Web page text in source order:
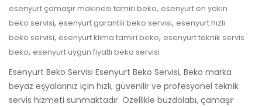
esenyurt çamaşır makinesi tamiri beko, esenyurt en yakın
beko servisi, esenyurt garantili beko servisi, esenyurt hızlı
beko servisi, esenyurt klima tamiri beko, esenyurt teknik servis
beko, esenyurt uygun fiyatlı beko servisi
Esenyurt Beko Servisi Esenyurt Beko Servisi, Beko marka
beyaz eşyalarınız için hızlı, güvenilir ve profesyonel teknik
servis hizmeti sunmaktadır. Özellikle buzdolabı, çamaşır